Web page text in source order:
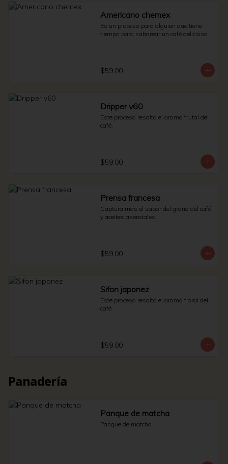
Americano chemex
Es un proceso para alguien que tiene
tiempo para saborear un café delicioso.
$59.00
Dripper v60
Este proceso resalta el aroma frutal del
café.
$59.00
Prensa francesa
Captura mas el sabor del grano del café
y aceites asenciales.
$59.00
Sifon japonez
Este proceso resalta el aroma floral del
café.
$59.00
Panadería
Panque de matcha
Panque de matcha.